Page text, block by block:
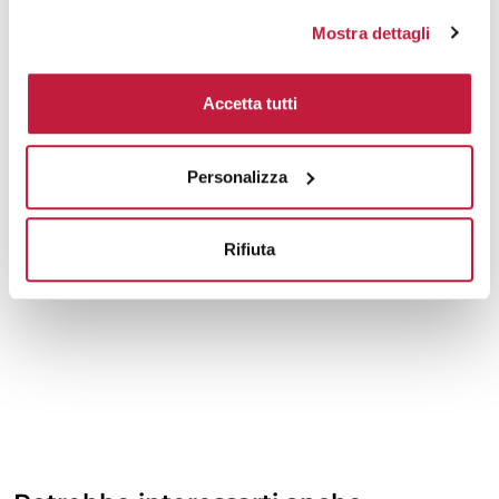
Mostra dettagli
Accetta tutti
Personalizza
Rifiuta